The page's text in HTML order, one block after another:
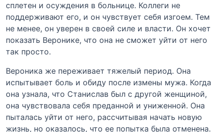
сплетен и осуждения в больнице. Коллеги не
поддерживают его, и он чувствует себя изгоем. Тем
не менее, он уверен в своей силе и власти. Он хочет
показать Веронике, что она не сможет уйти от него
так просто.
Вероника же переживает тяжелый период. Она
испытывает боль и обиду после измены мужа. Когда
она узнала, что Станислав был с другой женщиной,
она чувствовала себя преданной и униженной. Она
пыталась уйти от него, рассчитывая начать новую
жизнь, но оказалось, что ее попытка была отменена.